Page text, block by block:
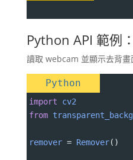
Python API 範例：
讀取 webcam 並顯示去背畫
Python
import
cv2
from
remover = Remover()